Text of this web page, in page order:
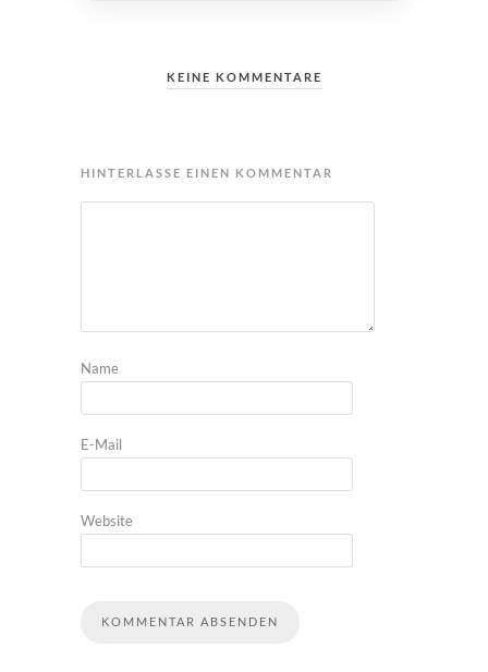
KEINE KOMMENTARE
HINTERLASSE EINEN KOMMENTAR
Name
E-Mail
Website